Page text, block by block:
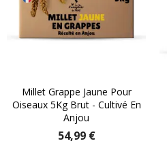
Millet Grappe Jaune Pour
Oiseaux 5Kg Brut - Cultivé En
Anjou
54,99 €